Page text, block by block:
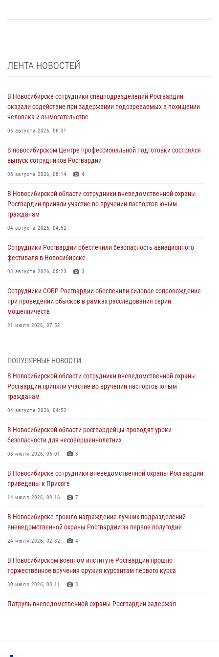
ЛЕНТА НОВОСТЕЙ
В Новосибирске сотрудники спецподразделений Росгвардии
оказали содействие при задержании подозреваемых в похищении
человека и вымогательстве
06 августа 2026, 06:31
В новосибирском Центре профессиональной подготовки состоялся
выпуск сотрудников Росгвардии
05 августа 2026, 08:14 4
В Новосибирской области сотрудники вневедомственной охраны
Росгвардии приняли участие во вручении паспортов юным
гражданам
04 августа 2026, 04:52
Сотрудники Росгвардии обеспечили безопасность авиационного
фестиваля в Новосибирске
03 августа 2026, 05:23 3
Сотрудники СОБР Росгвардии обеспечили силовое сопровождение
при проведении обысков в рамках расследования серии
мошенничеств
31 июля 2026, 07:52
При силовой поддержке бойцов ОМОН и СОБР Росгвардии
пресечена деятельность группы лиц, причастных к мошенничеству
в сфере страхования
В Новосибирске сотрудниками вневедомственной охраны
Росгвардии задержан гражданин, находящийся в розыске
В Новосибирске военнослужащие отряда спецназа «Ермак»
Росгвардии провели занятия по беспарашютному десантированию
В Новосибирске военнослужащие Росгвардии почтили память детей
– жертв войны в Донбассе
ПОПУЛЯРНЫЕ НОВОСТИ
В Новосибирской области сотрудники вневедомственной охраны
Росгвардии приняли участие во вручении паспортов юным
гражданам
04 августа 2026, 04:52
В Новосибирской области росгвардейцы проводят уроки
безопасности для несовершеннолетних
08 июля 2026, 06:01 8
В Новосибирске сотрудники вневедомственной охраны Росгвардии
приведены к Присяге
14 июля 2026, 09:16 7
В Новосибирске прошло награждение лучших подразделений
вневедомственной охраны Росгвардии за первое полугодие
24 июля 2026, 02:32 4
В Новосибирском военном институте Росгвардии прошло
торжественное вручения оружия курсантам первого курса
30 июля 2026, 08:11 8
Патруль вневедомственной охраны Росгвардии задержал